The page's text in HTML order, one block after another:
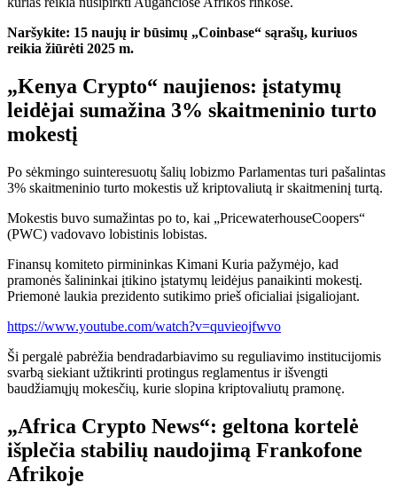
Naršykite: 15 naujų ir būsimų „Coinbase“ sąrašų, kuriuos
reikia žiūrėti 2025 m.
„Kenya Crypto“ naujienos: įstatymų
leidėjai sumažina 3% skaitmeninio turto
mokestį
Po sėkmingo suinteresuotų šalių lobizmo Parlamentas turi pašalintas
3% skaitmeninio turto mokestis už kriptovaliutą ir skaitmeninį turtą.
Mokestis buvo sumažintas po to, kai „PricewaterhouseCoopers“
(PWC) vadovavo lobistinis lobistas.
Finansų komiteto pirmininkas Kimani Kuria pažymėjo, kad
pramonės šalininkai įtikino įstatymų leidėjus panaikinti mokestį.
Priemonė laukia prezidento sutikimo prieš oficialiai įsigaliojant.
https://www.youtube.com/watch?v=quvieojfwvo
Ši pergalė pabrėžia bendradarbiavimo su reguliavimo institucijomis
svarbą siekiant užtikrinti protingus reglamentus ir išvengti
baudžiamųjų mokesčių, kurie slopina kriptovaliutų pramonę.
„Africa Crypto News“: geltona kortelė
išplečia stabilių naudojimą Frankofone
Afrikoje